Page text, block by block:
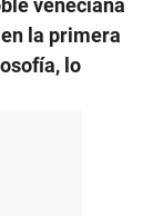
la primera
lo